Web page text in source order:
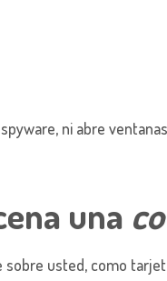
ni abre
una
usted, como